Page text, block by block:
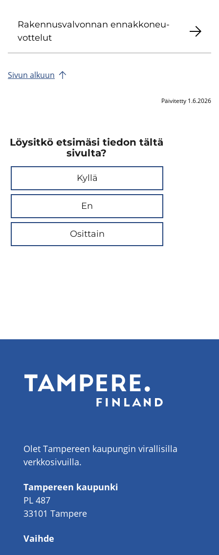
Ra­ken­nus­val­von­nan en­nak­ko­neu­
vot­te­lut
Sivun al­kuun
Päivitetty 1.6.2026
Löysitkö etsimäsi tiedon tältä
sivulta?
Kyllä
En
Osittain
Olet Tampereen kaupungin virallisilla
verkkosivuilla.
Tampereen kaupunki
PL 487
33101 Tampere
Vaihde